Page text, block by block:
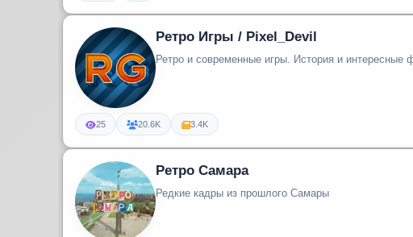
Ретро Игры / Pixel_Devil
Ретро и современные игры. История и интересные
25 20.6K 3.4K
Ретро Самара
Редкие кадры из прошлого Самары